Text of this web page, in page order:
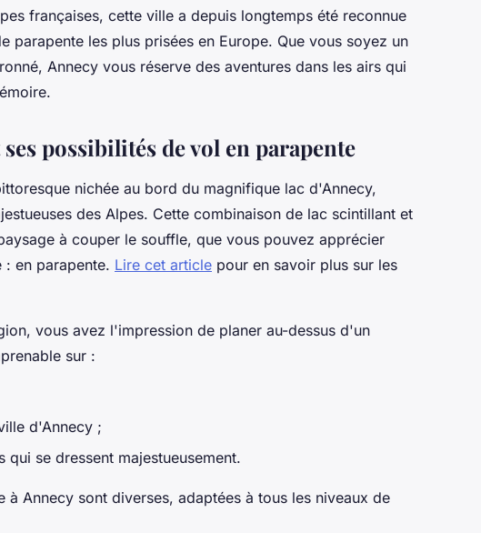
françaises, cette ville a depuis longtemps été reconnue
parapente les plus prisées en Europe. Que vous soyez un
Annecy vous réserve des aventures dans les airs qui
possibilités de vol en parapente
nichée au bord du magnifique lac d'Annecy,
des Alpes. Cette combinaison de lac scintillant et
à couper le souffle, que vous pouvez apprécier
en parapente. Lire cet article pour en savoir plus sur les
vous avez l'impression de planer au-dessus d'un
sur :
d'Annecy ;
qui se dressent majestueusement.
à Annecy sont diverses, adaptées à tous les niveaux de